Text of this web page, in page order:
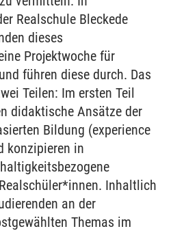
Realschule Bleckede
dieses
Projektwoche für
führen diese durch. Das
Teilen: Im ersten Teil
didaktische Ansätze der
Bildung (experience
konzipieren in
Inhaltlich
an der
Themas im